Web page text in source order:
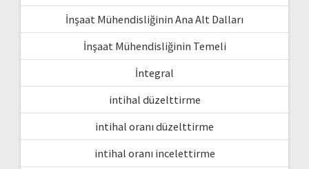
İnşaat Mühendisliğinin Ana Alt Dalları
İnşaat Mühendisliğinin Temeli
İntegral
intihal düzelttirme
intihal oranı düzelttirme
intihal oranı incelettirme